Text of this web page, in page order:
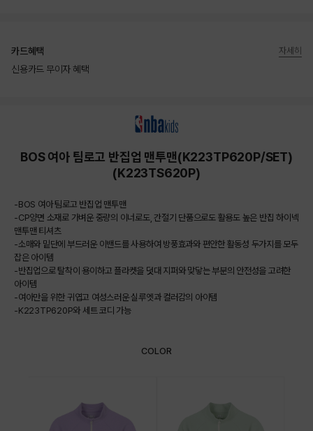
카드혜택
신용카드 무이자 혜택
자세히
BOS 여아 팀로고 반집업 맨투맨(K223TP620P/SET)
(K223TS620P)
-BOS 여아 팀로고 반집업 맨투맨
-CP양면 소재로 가벼운 중량의 이너로도, 간절기 단품으로도 활용도 높은 반집 하이넥
맨투맨 티셔츠
-소매와 밑단에 부드러운 이밴드를 사용하여 방풍효과와 편안한 활동성 두가지를 모두
잡은 아이템
-반집업으로 탈착이 용이하고 플라켓을 덧대 지퍼와 맞닿는 부분의 안전성을 고려한
아이템
-여아만을 위한 귀엽고 여성스러운 실루엣과 컬러감의 아이템
-K223TP620P와 세트 코디 가능
COLOR